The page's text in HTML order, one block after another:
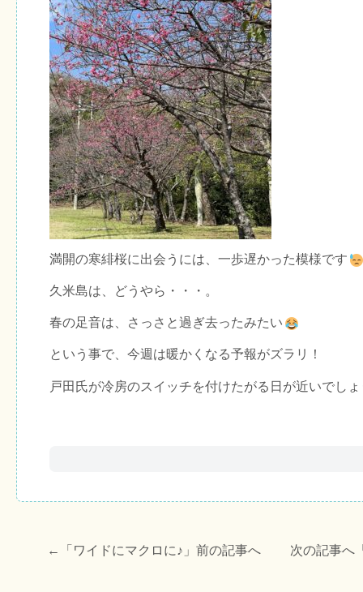
満開の寒緋桜に出会うには、一歩遅かった模様です
久米島は、どうやら・・・。
春の足音は、さっさと過ぎ去ったみたい
という事で、今週は暖かくなる予報がズラリ！
戸田氏が冷房のスイッチを付けたがる日が近いでしょ
←「 ワイドにマクロに♪ 」前の記事へ 次の記事へ